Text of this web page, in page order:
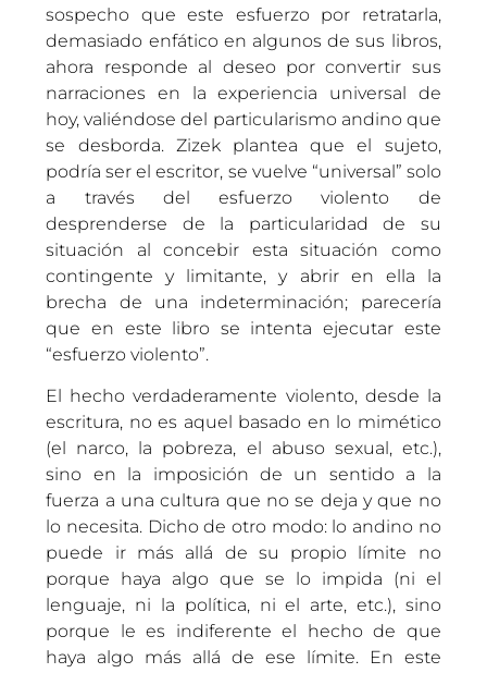
sospecho que este esfuerzo por retratarla,
demasiado enfático en algunos de sus libros,
ahora responde al deseo por convertir sus
narraciones en la experiencia universal de
hoy, valiéndose del particularismo andino que
se desborda. Zizek plantea que el sujeto,
podría ser el escritor, se vuelve “universal” solo
a través del esfuerzo violento de
desprenderse de la particularidad de su
situación al concebir esta situación como
contingente y limitante, y abrir en ella la
brecha de una indeterminación; parecería
que en este libro se intenta ejecutar este
“esfuerzo violento”.
El hecho verdaderamente violento, desde la
escritura, no es aquel basado en lo mimético
(el narco, la pobreza, el abuso sexual, etc.),
sino en la imposición de un sentido a la
fuerza a una cultura que no se deja y que no
lo necesita. Dicho de otro modo: lo andino no
puede ir más allá de su propio límite no
porque haya algo que se lo impida (ni el
lenguaje, ni la política, ni el arte, etc.), sino
porque le es indiferente el hecho de que
haya algo más allá de ese límite. En este